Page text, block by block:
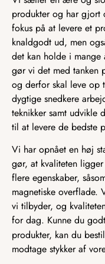
produkter og har gjort
fokus på at levere et
knaldgodt ud, men
det kan holde i mange
gør vi det med tanken
og derfor skal leve op
dygtige snedkere
teknikker samt udvikle
til at levere de bedste
Vi har opnået en høj
gør, at kvaliteten
flere egenskaber,
magnetiske overflade.
vi tilbyder, og
for dag. Kunne du
produkter, kan du
modtage stykker af